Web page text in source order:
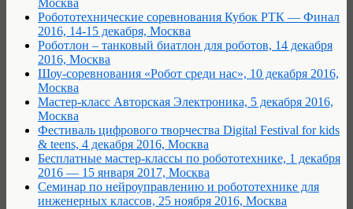
Москва
Робототехнические соревнования Кубок РТК — Финал
2016, 14-15 декабря, Москва
Роботлон – танковый биатлон для роботов, 14 декабря
2016, Москва
Шоу-соревнования «Робот среди нас», 10 декабря 2016,
Москва
Мастер-класс Авторская Электроника, 5 декабря 2016,
Москва
Фестиваль цифрового творчества Digital Festival for kids
& teens, 4 декабря 2016, Москва
Бесплатные мастер-классы по робототехнике, 1 декабря
2016 — 15 января 2017, Москва
Семинар по нейроуправлению и робототехнике для
инженерных классов, 25 ноября 2016, Москва